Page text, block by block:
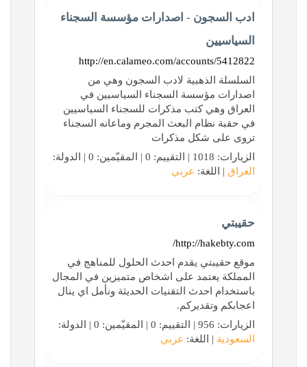
ادب السجون - اصدارات مؤسسة السجناء
السياسيين
http://en.calameo.com/accounts/5412822
السلسلة الذهبية لادب السجون وهي من
اصدارات مؤسسة السجناء السياسيين في
العراق وهي كتب مذكرات للسجناء السياسيين
في حقبة نظام البعث المجرم وماعانه السجناء
تروى على شكل مذكرات
الزيارات: 1018 | التقييم: 0 | المقيّمين: 0 | الدولة:
العراق | اللغة: عربي
حقيبتي
http://hakebty.com/
موقع حقيبتي يقدم احدث الحلول للمناهج في
المملكة يعتمد على اشخاص متميزين في المجال
باستخدام احدث التقنيات الحديثة ونأمل اي ينال
اعجابكم وتقديركم.
الزيارات: 956 | التقييم: 0 | المقيّمين: 0 | الدولة:
السعودية | اللغة: عربي